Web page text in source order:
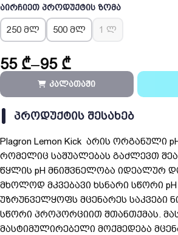
აირჩიეთ პროდუქტის ზომა
250 მლ 500 მლ 1 ლ
55 ₾–95 ₾
Price
range:
55 ₾
through
95 ₾
კალათაში
ᲞᲠᲝᲓᲣᲥᲢᲘᲡ ᲨᲔᲡᲐᲮᲔᲑ
Plagron Lemon Kick არის ორგანული
რომელიც საშუალებას გაძლევთ
წყლის pH მნიშვნელობა იდეალურ
მხოლოდ მკვებავი ხსნარი სწორი
უზრუნველყოფს მცენარეს საკვები
სწორი პროპორციით შთანთქმას. მას
მასტიმულირებელი მოქმედება